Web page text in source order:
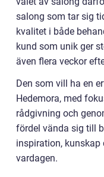
salong som tar sig
kvalitet i både
kund som unik ger
även flera veckor
Den som vill ha en
Hedemora, med
rådgivning och
fördel vända sig till
inspiration, kunskap
vardagen.